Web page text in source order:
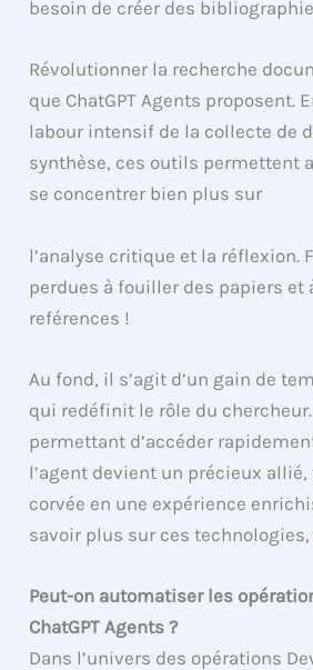
besoin de créer des
Révolutionner la recherche
que ChatGPT Agents proposent.
labour intensif de la collecte de
synthèse, ces outils permettent
se concentrer bien plus sur
l’analyse critique et la réflexion.
perdues à fouiller des papiers et
reférences !
Au fond, il s’agit d’un gain de
qui redéfinit le rôle du
permettant d’accéder
l’agent devient un précieux
corvée en une expérience
savoir plus sur ces
Peut-on automatiser les
ChatGPT Agents ?
Dans l’univers des opérations